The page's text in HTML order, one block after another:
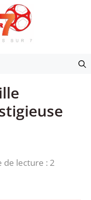
de lecture : 2